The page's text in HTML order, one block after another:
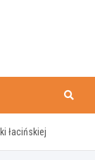
łacińskiej